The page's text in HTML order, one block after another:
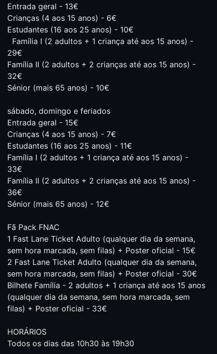
Entrada geral - 13€
Crianças (4 aos 15 anos) - 6€
Estudantes (16 aos 25 anos) - 10€
Família I (2 adultos + 1 criança até aos 15 anos) -
29€
Família II (2 adultos + 2 crianças até aos 15 anos) -
32€
Sénior (mais 65 anos) - 10€
sábado, domingo e feriados
Entrada geral - 15€
Crianças (4 aos 15 anos) - 7€
Estudantes (16 aos 25 anos) - 11€
Família I (2 adultos + 1 criança até aos 15 anos) -
33€
Família II (2 adultos + 2 crianças até aos 15 anos) -
36€
Sénior (mais 65 anos) - 12€
Fã Pack FNAC
1 Fast Lane Ticket Adulto (qualquer dia da semana,
sem hora marcada, sem filas) + Poster oficial - 15€
2 Fast Lane Ticket Adulto (qualquer dia da semana,
sem hora marcada, sem filas) + Poster oficial - 30€
Bilhete Família - 2 adultos + 1 criança até aos 15 anos
(qualquer dia da semana, sem hora marcada, sem
filas) + Poster oficial - 33€
HORÁRIOS
Todos os dias das 10h30 às 19h30